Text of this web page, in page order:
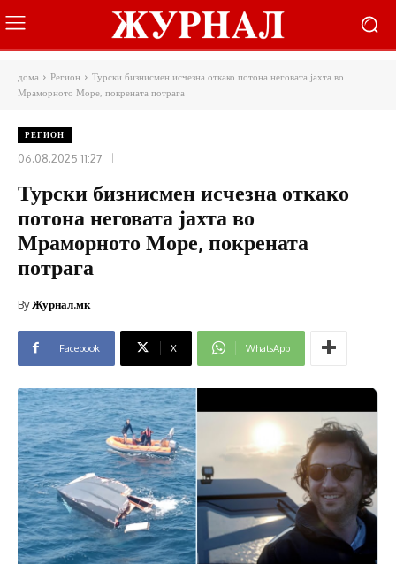
дома Регион
Турски бизнисмен исчезна откако потона неговата јахта во
Мраморното Море, покрената потрага
РЕГИОН
06.08.2025 11:27
Турски бизнисмен исчезна откако
потона неговата јахта во
Мраморното Море, покрената
потрага
ByЖурнал.мк
Facebook X WhatsApp